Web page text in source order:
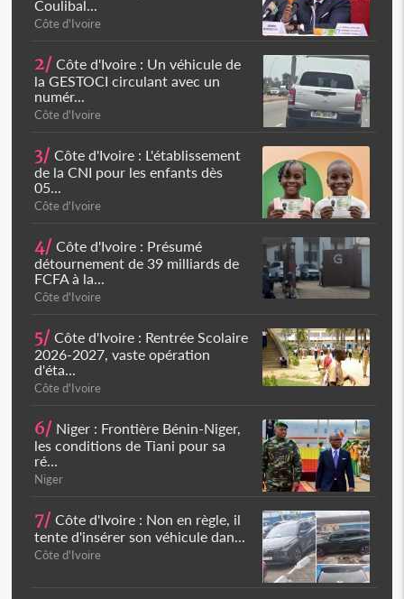
Coulibal...
Côte d'Ivoire
2/ Côte d'Ivoire : Un véhicule de
la GESTOCI circulant avec un
numér...
Côte d'Ivoire
3/ Côte d'Ivoire : L'établissement
de la CNI pour les enfants dès
05...
Côte d'Ivoire
4/ Côte d'Ivoire : Présumé
détournement de 39 milliards de
FCFA à la...
Côte d'Ivoire
5/ Côte d'Ivoire : Rentrée Scolaire
2026-2027, vaste opération
d'éta...
Côte d'Ivoire
6/ Niger : Frontière Bénin-Niger,
les conditions de Tiani pour sa
ré...
Niger
7/ Côte d'Ivoire : Non en règle, il
tente d'insérer son véhicule dan...
Côte d'Ivoire